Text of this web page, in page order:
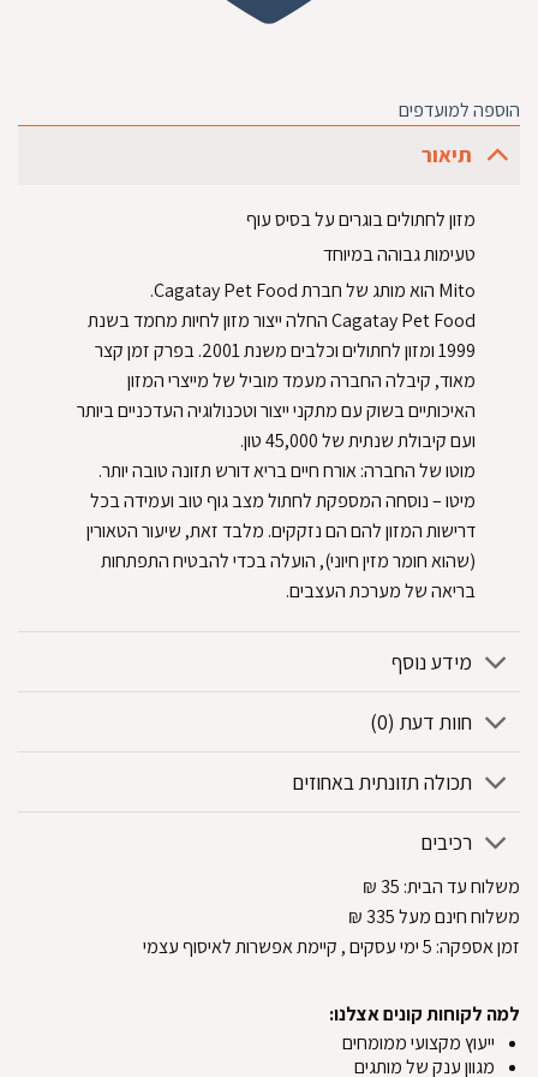
הוספה למועדפים
תיאור
מזון לחתולים בוגרים על בסיס עוף
טעימות גבוהה במיוחד
Mito הוא מותג של חברת Cagatay Pet Food.
Cagatay Pet Food החלה ייצור מזון לחיות מחמד בשנת
1999 ומזון לחתולים וכלבים משנת 2001. בפרק זמן קצר
מאוד, קיבלה החברה מעמד מוביל של מייצרי המזון
האיכותיים בשוק עם מתקני ייצור וטכנולוגיה העדכניים ביותר
ועם קיבולת שנתית של 45,000 טון.
מוטו של החברה: אורח חיים בריא דורש תזונה טובה יותר.
מיטו – נוסחה המספקת לחתול מצב גוף טוב ועמידה בכל
דרישות המזון להם הם נזקקים. מלבד זאת, שיעור הטאורין
(שהוא חומר מזין חיוני), הועלה בכדי להבטיח התפתחות
בריאה של מערכת העצבים.
מידע נוסף
חוות דעת (0)
תכולה תזונתית באחוזים
רכיבים
משלוח עד הבית:
₪
משלוח חינם מעל 335
₪
זמן אספקה: 5ימי עסקים, קיימת אפשרות לאיסוף עצמי
למה לקוחות קונים אצלנו:
ייעוץ מקצועי ממומחים
מגוון ענק של מותגים